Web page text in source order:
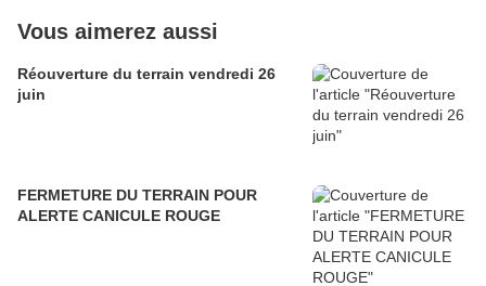
Vous aimerez aussi
Réouverture du terrain vendredi 26
juin
FERMETURE DU TERRAIN POUR
ALERTE CANICULE ROUGE